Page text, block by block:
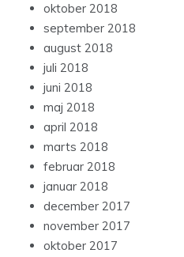
oktober 2018
september 2018
august 2018
juli 2018
juni 2018
maj 2018
april 2018
marts 2018
februar 2018
januar 2018
december 2017
november 2017
oktober 2017